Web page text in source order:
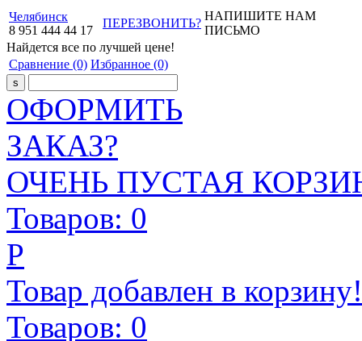
Челябинск
8 951 444 44 17
ПЕРЕЗВОНИТЬ?
НАПИШИТЕ НАМ
ПИСЬМО
Найдется все по лучшей цене!
Сравнение (0) Избранное (0)
ОФОРМИТЬ
ЗАКАЗ?
ОЧЕНЬ ПУСТАЯ
Товаров: 0
Р
Товар добавлен в корзину!
Товаров: 0